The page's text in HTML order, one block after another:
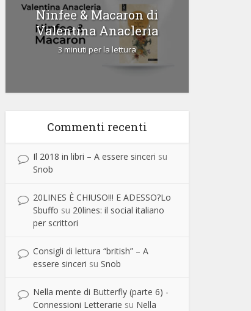
Ninfee & Macaron di
Valentina Anacleria
3 minuti per la lettura
Commenti recenti
Il 2018 in libri – A essere sinceri su
Snob
20LINES È CHIUSO!!! E ADESSO?Lo
Sbuffo su 20lines: il social italiano
per scrittori
Consigli di lettura “british” – A
essere sinceri su Snob
Nella mente di Butterfly (parte 6) -
Connessioni Letterarie su Nella